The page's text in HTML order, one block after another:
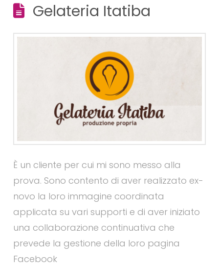
Gelateria Itatiba
È un cliente per cui mi sono messo alla
prova. Sono contento di aver realizzato ex-
novo la loro immagine coordinata
applicata su vari supporti e di aver iniziato
una collaborazione continuativa che
prevede la gestione della loro pagina
Facebook